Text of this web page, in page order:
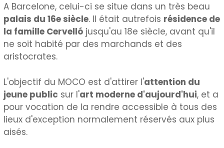
A Barcelone, celui-ci se situe dans un très beau
palais du 16e siècle. Il était autrefois résidence de
la famille Cervelló jusqu'au 18e siècle, avant qu'il
ne soit habité par des marchands et des
aristocrates.
L'objectif du MOCO est d'attirer l'attention du
jeune public sur l'art moderne d'aujourd'hui, et a
pour vocation de la rendre accessible à tous des
lieux d'exception normalement réservés aux plus
aisés.